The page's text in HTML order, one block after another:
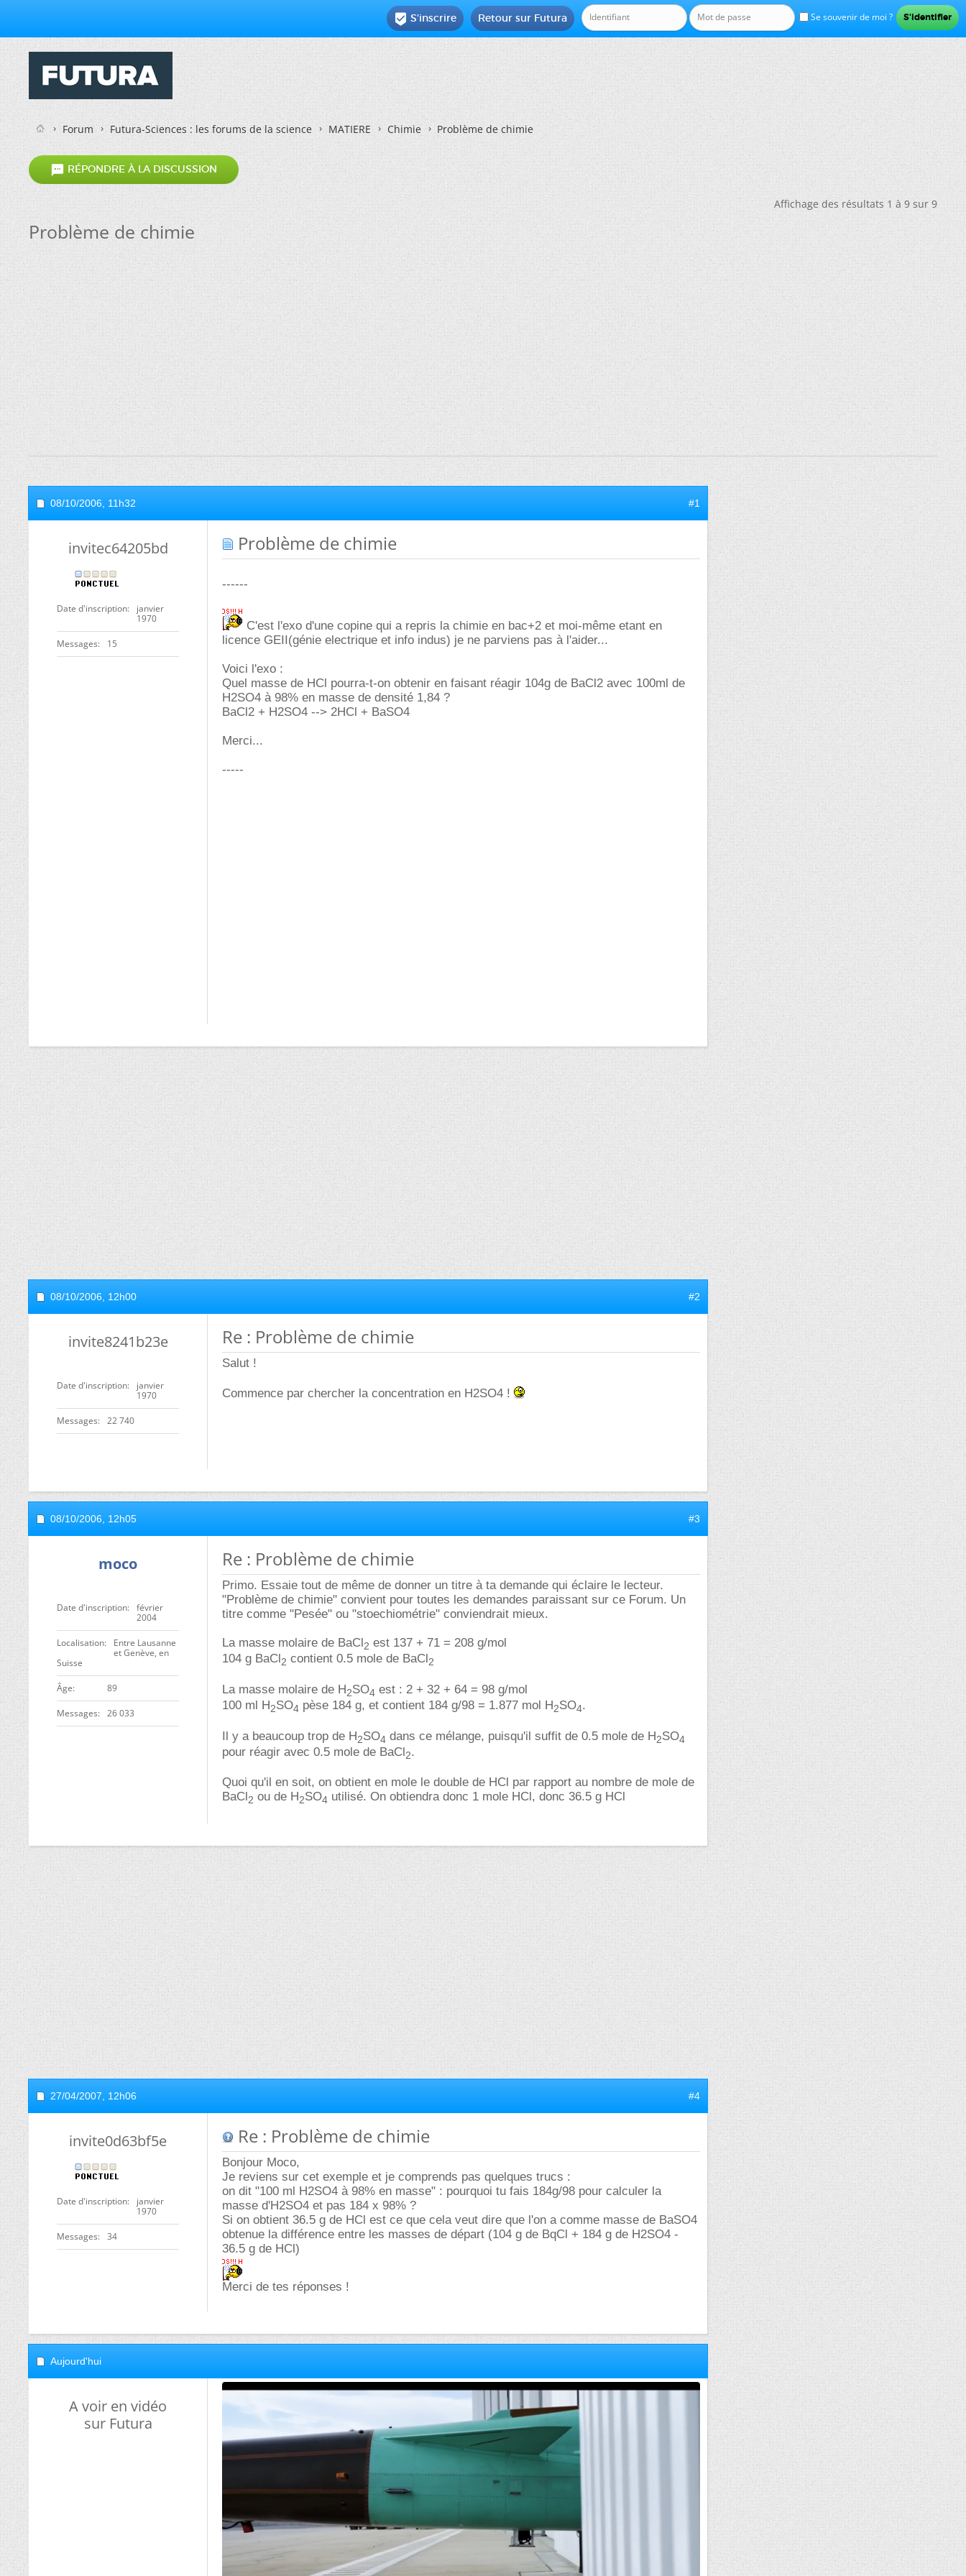
Se souvenir de moi ?
Retour sur Futura
 S'inscrire
Forum Futura-Sciences : les forums de la science MATIERE Chimie Problème de chimie
 RÉPONDRE À LA DISCUSSION
Affichage des résultats 1 à 9 sur 9
Problème de chimie
08/10/2006, 11h32 #1
invitec64205bd
Date d'inscription
janvier
1970
Messages 15
Problème de chimie
------
C'est l'exo d'une copine qui a repris la chimie en bac+2 et moi-même etant en
licence GEII(génie electrique et info indus) je ne parviens pas à l'aider...
Voici l'exo :
Quel masse de HCl pourra-t-on obtenir en faisant réagir 104g de BaCl2 avec 100ml de
H2SO4 à 98% en masse de densité 1,84 ?
BaCl2 + H2SO4 --> 2HCl + BaSO4
Merci...
-----
08/10/2006, 12h00 #2
invite8241b23e
Date d'inscription
janvier
1970
Messages 22 740
Re : Problème de chimie
Salut !
Commence par chercher la concentration en H2SO4 !
08/10/2006, 12h05 #3
moco
Date d'inscription
février
2004
Localisation
Entre Lausanne
et Genève, en
Suisse
ge 89
Messages 26 033
Re : Problème de chimie
Primo. Essaie tout de même de donner un titre à ta demande qui éclaire le lecteur.
"Problème de chimie" convient pour toutes les demandes paraissant sur ce Forum. Un
titre comme "Pesée" ou "stoechiométrie" conviendrait mieux.
La masse molaire de BaCl2 est 137 + 71 = 208 g/mol
104 g BaCl 2 contient 0.5 mole de BaCl 2
La masse molaire de H2SO4 est : 2 + 32 + 64 = 98 g/mol
100 ml H2SO4 pèse 184 g, et contient 184 g/98 = 1.877 mol H2SO4.
Il y a beaucoup trop de H2SO4 dans ce mélange, puisqu'il suffit de 0.5 mole de H2SO4
pour réagir avec 0.5 mole de BaCl2.
Quoi qu'il en soit, on obtient en mole le double de HCl par rapport au nombre de mole de
BaCl 2 ou de H2SO4 utilisé. On obtiendra donc 1 mole HCl, donc 36.5 g HCl
27/04/2007, 12h06 #4
invite0d63bf5e
Date d'inscription
janvier
1970
Messages 34
Re : Problème de chimie
Bonjour Moco,
Je reviens sur cet exemple et je comprends pas quelques trucs :
on dit "100 ml H2SO4 à 98% en masse" : pourquoi tu fais 184g/98 pour calculer la
masse d'H2SO4 et pas 184 x 98% ?
Si on obtient 36.5 g de HCl est ce que cela veut dire que l'on a comme masse de BaSO4
obtenue la différence entre les masses de départ (104 g de BqCl + 184 g de H2SO4 -
36.5 g de HCl)
Merci de tes réponses !
Aujourd'hui
A voir en vidéo
sur Futura